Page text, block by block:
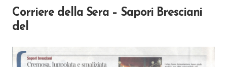
Corriere della Sera – Sapori Bresciani
del